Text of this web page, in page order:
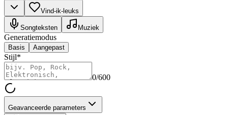
Vind-ik-leuks
Songteksten Muziek
Generatiemodus
Basis Aangepast
Stijl*
0/600
Geavanceerde parameters